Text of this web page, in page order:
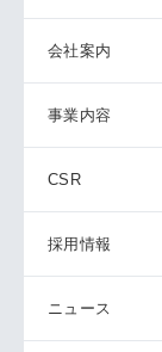
会社案内
事業内容
CSR
採用情報
ニュース